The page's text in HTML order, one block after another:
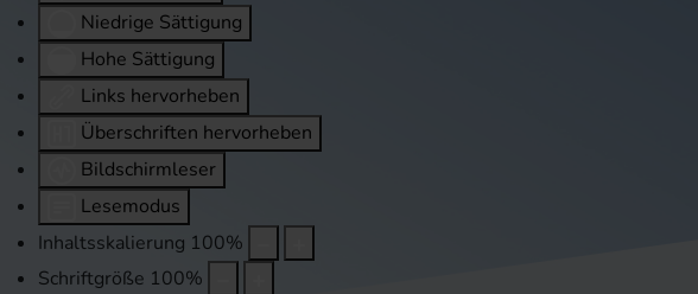
Niedrige Sättigung
Hohe Sättigung
Links hervorheben
Überschriften hervorheben
Bildschirmleser
Lesemodus
Inhaltsskalierung 100%
Schriftgröße 100%